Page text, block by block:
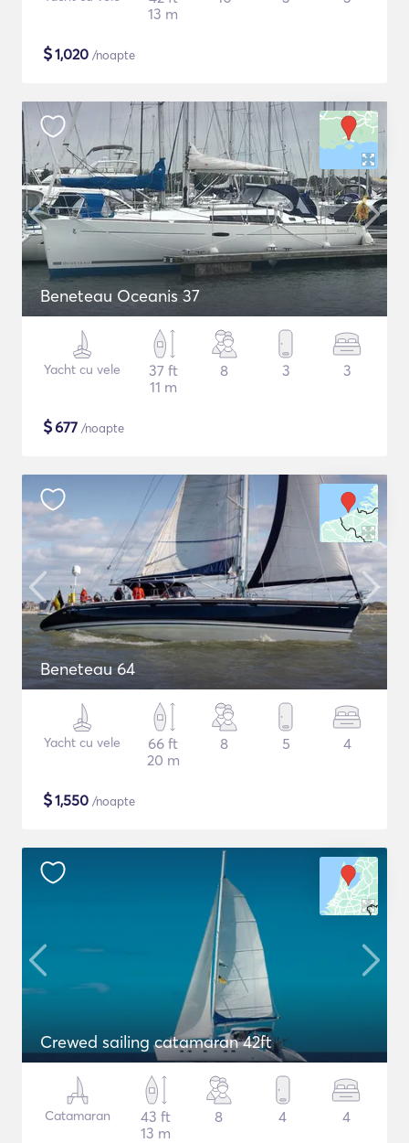
13 m
$1,020 /noapte
Beneteau Oceanis 37
Yacht cu vele
37 ft
11 m
8 3 3
$677 /noapte
Beneteau 64
Yacht cu vele
66 ft
20 m
8 5 4
$1,550 /noapte
Crewed sailing catamaran 42ft
Catamaran
43 ft
13 m
8 4 4